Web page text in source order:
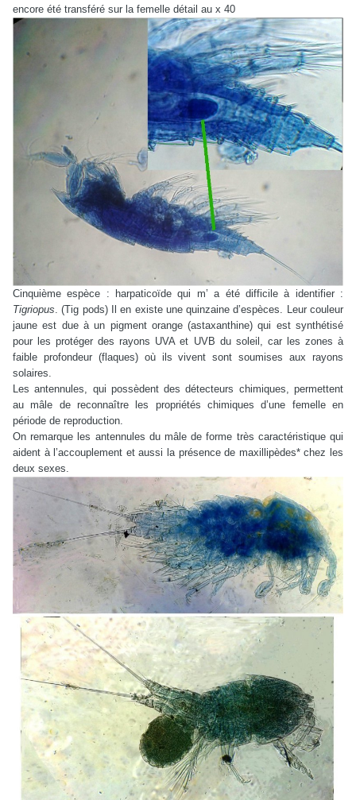
encore été transféré sur la femelle détail au x 40
Cinquième espèce : harpaticoïde qui m’ a été difficile à identifier :
Tigriopus . (Tig pods) Il en existe une quinzaine d’espèces. Leur couleur
jaune est due à un pigment orange (astaxanthine) qui est synthétisé
pour les protéger des rayons UVA et UVB du soleil, car les zones à
faible profondeur (flaques) où ils vivent sont soumises aux rayons
solaires.
Les antennules, qui possèdent des détecteurs chimiques, permettent
au mâle de reconnaître les propriétés chimiques d’une femelle en
période de reproduction.
On remarque les antennules du mâle de forme très caractéristique qui
aident à l’accouplement et aussi la présence de maxillipèdes* chez les
deux sexes.